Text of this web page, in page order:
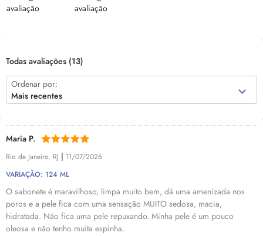
Todas avaliações (13)
Ordenar por:
Mais recentes
Maria P.
Rio de Janeiro, RJ | 11/07/2026
VARIAÇÃO: 124 ML
O sabonete é maravilhoso, limpa muito bem, dá uma amenizada nos
poros e a pele fica com uma sensação MUITO sedosa, macia,
hidratada. Não fica uma pele repuxando. Minha pele é um pouco
oleosa e não tenho muita espinha.